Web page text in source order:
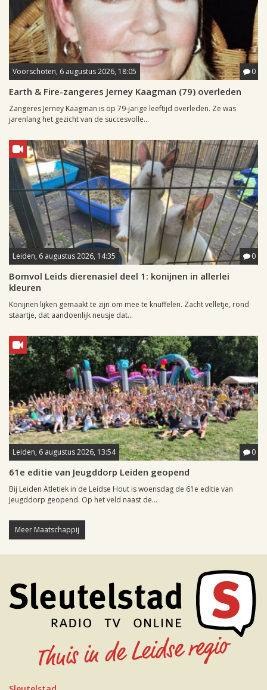
Voorschoten, 6 augustus 2026, 18:05 0
Earth & Fire-zangeres Jerney Kaagman (79) overleden
Zangeres Jerney Kaagman is op 79-jarige leeftijd overleden. Ze was
jarenlang het gezicht van de succesvolle...
Leiden, 6 augustus 2026, 14:35 0
Bomvol Leids dierenasiel deel 1: konijnen in allerlei
kleuren
Konijnen lijken gemaakt te zijn om mee te knuffelen. Zacht velletje, rond
staartje, dat aandoenlijk neusje dat...
Leiden, 6 augustus 2026, 13:54 0
61e editie van Jeugddorp Leiden geopend
Bij Leiden Atletiek in de Leidse Hout is woensdag de 61e editie van
Jeugddorp geopend. Op het veld naast de...
Meer Maatschappij